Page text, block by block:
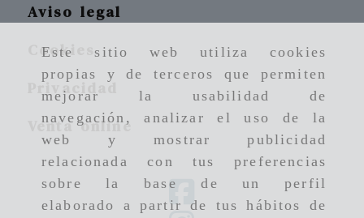
Este sitio web utiliza cookies
propias y de terceros que permiten
mejorar la usabilidad de
navegación, analizar el uso de la
web y mostrar publicidad
relacionada con tus preferencias
sobre la base de un perfil
elaborado a partir de tus hábitos de
Aviso legal
Cookies
Privacidad
Venta online